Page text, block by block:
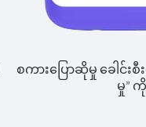
စကားပြောဆိုမှု ခေါင်းစီး
မှု” ကို